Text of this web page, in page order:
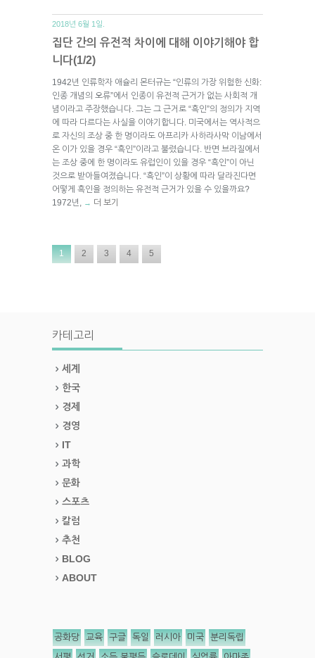
2018년 6월 1일.
집단 간의 유전적 차이에 대해 이야기해야 합
니다(1/2)
1942년 인류학자 애슐리 몬터규는 “인류의 가장 위험한 신화:
인종 개념의 오류”에서 인종이 유전적 근거가 없는 사회적 개
념이라고 주장했습니다. 그는 그 근거로 “흑인”의 정의가 지역
에 따라 다르다는 사실을 이야기합니다. 미국에서는 역사적으
로 자신의 조상 중 한 명이라도 아프리카 사하라사막 이남에서
온 이가 있을 경우 “흑인”이라고 불렸습니다. 반면 브라질에서
는 조상 중에 한 명이라도 유럽인이 있을 경우 “흑인”이 아닌
것으로 받아들여졌습니다. “흑인”이 상황에 따라 달라진다면
어떻게 흑인을 정의하는 유전적 근거가 있을 수 있을까요?
1972년,
→ 더 보기
1 2 3 4 5
카테고리
세계
한국
경제
경영
IT
과학
문화
스포츠
칼럼
추천
BLOG
ABOUT
공화당 교육 구글 독일 러시아 미국 분리독립